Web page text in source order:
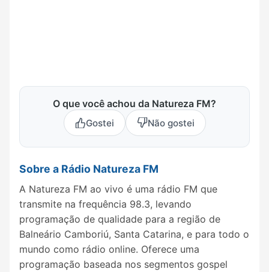
O que você achou da Natureza FM?
Gostei Não gostei
Sobre a Rádio Natureza FM
A Natureza FM ao vivo é uma rádio FM que
transmite na frequência 98.3, levando
programação de qualidade para a região de
Balneário Camboriú, Santa Catarina, e para todo o
mundo como rádio online. Oferece uma
programação baseada nos segmentos gospel